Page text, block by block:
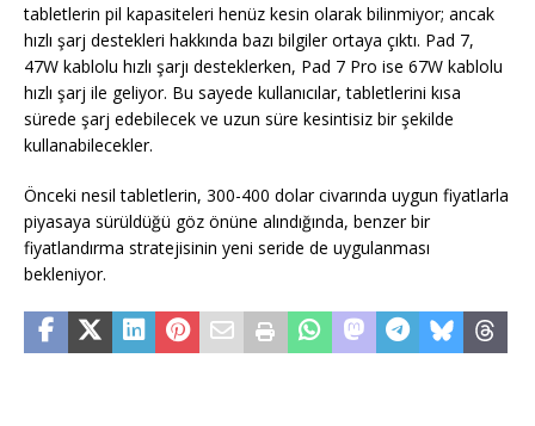
tabletlerin pil kapasiteleri henüz kesin olarak bilinmiyor; ancak
hızlı şarj destekleri hakkında bazı bilgiler ortaya çıktı. Pad 7,
47W kablolu hızlı şarjı desteklerken, Pad 7 Pro ise 67W kablolu
hızlı şarj ile geliyor. Bu sayede kullanıcılar, tabletlerini kısa
sürede şarj edebilecek ve uzun süre kesintisiz bir şekilde
kullanabilecekler.
Önceki nesil tabletlerin, 300-400 dolar civarında uygun fiyatlarla
piyasaya sürüldüğü göz önüne alındığında, benzer bir
fiyatlandırma stratejisinin yeni seride de uygulanması
bekleniyor.